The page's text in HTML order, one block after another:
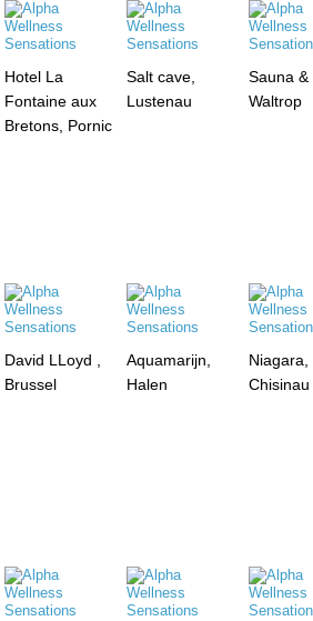
Hotel La
Fontaine aux
Bretons, Pornic
Salt cave,
Lustenau
Sauna &
Waltrop
David LLoyd ,
Brussel
Aquamarijn,
Halen
Niagara,
Chisinau